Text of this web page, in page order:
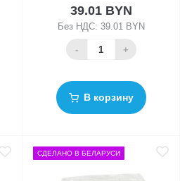
39.01 BYN
Без НДС: 39.01 BYN
- +
В корзину
СДЕЛАНО В БЕЛАРУСИ